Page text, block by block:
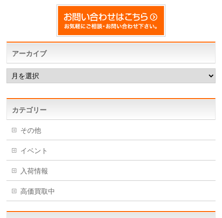
アーカイブ
ア
ー
カ
カテゴリー
その他
イベント
入荷情報
高価買取中